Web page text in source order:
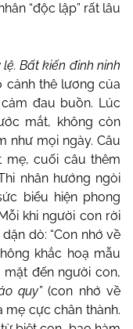
“độc lập” rất lâu
Bất kiến đinh ninh
cảnh thê lương của
đau buồn. Lúc
mắt, không còn
như mọi ngày. Câu
cuối câu thêm
nhân hướng ngòi
biểu hiện phong
khi người con rời
dò: “Con nhớ về
khắc hoạ mẫu
đến người con,
quy”(con nhớ về
mẹ cực chân thành.